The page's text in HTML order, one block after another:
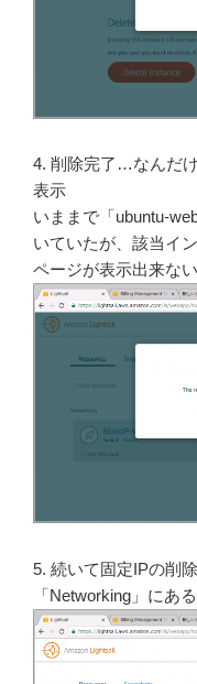
4. 削除完了…なんだ
表示
いままで「ubuntu-
いていたが、該当イ
ページが表示出来な
5. 続いて固定IPの削
「Networking」にあ